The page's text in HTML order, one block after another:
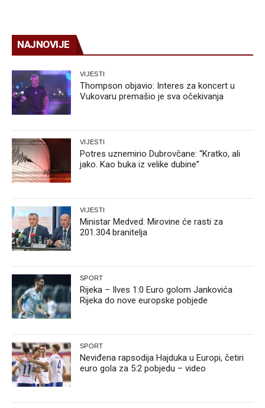
NAJNOVIJE
VIJESTI
Thompson objavio: Interes za koncert u
Vukovaru premašio je sva očekivanja
VIJESTI
Potres uznemirio Dubrovčane: “Kratko, ali
jako. Kao buka iz velike dubine”
VIJESTI
Ministar Medved: Mirovine će rasti za
201.304 branitelja
SPORT
Rijeka – Ilves 1:0 Euro golom Jankovića
Rijeka do nove europske pobjede
SPORT
Neviđena rapsodija Hajduka u Europi, četiri
euro gola za 5:2 pobjedu – video